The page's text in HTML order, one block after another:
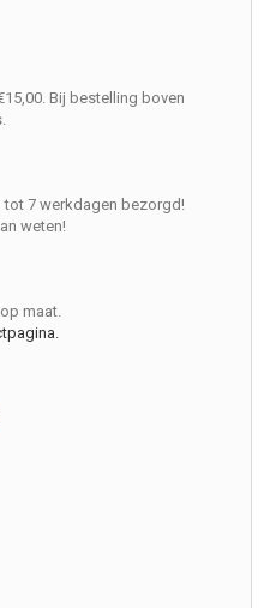
Bij bestelling boven
7 werkdagen bezorgd!
weten!
maat.